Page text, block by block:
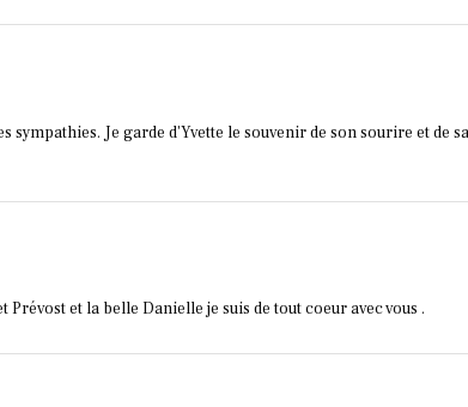
sympathies. Je garde d'Yvette le souvenir de son sourire et de
et la belle Danielle je suis de tout coeur avec vous .